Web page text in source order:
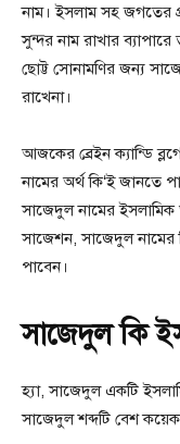
নাম। ইসলাম সহ জগতের
সুন্দর নাম রাখার
ছোট্ট সোনামণির জন্য
রাখেনা।
আজকের ব্রেইন ক্যান্ডি
নামের অর্থ কি‘ই জানতে
সাজেদুল নামের
সাজেশন, সাজেদুল নামের
পাবেন।
সাজেদুল কি
হ্যা, সাজেদুল একটি
সাজেদুল শব্দটি বেশ